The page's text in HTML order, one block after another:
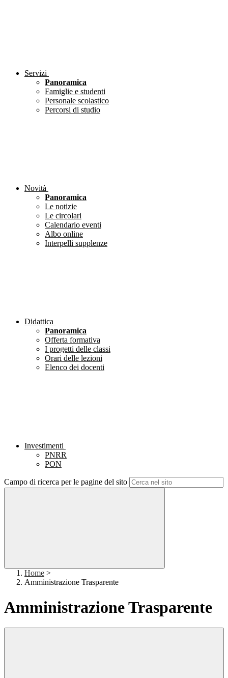
Servizi
Panoramica
Famiglie e studenti
Personale scolastico
Percorsi di studio
Novità
Panoramica
Le notizie
Le circolari
Calendario eventi
Albo online
Interpelli supplenze
Didattica
Panoramica
Offerta formativa
I progetti delle classi
Orari delle lezioni
Elenco dei docenti
Investimenti
PNRR
PON
Campo di ricerca per le pagine del sito
Home >
Amministrazione Trasparente
Amministrazione Trasparente